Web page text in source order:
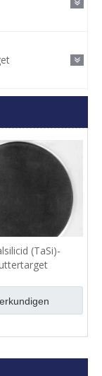
(TaSi)-
erkundigen